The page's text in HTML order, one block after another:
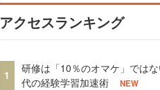
アクセスランキング
1
研修は「10％のオマケ」では
代の経験学習加速術
NEW